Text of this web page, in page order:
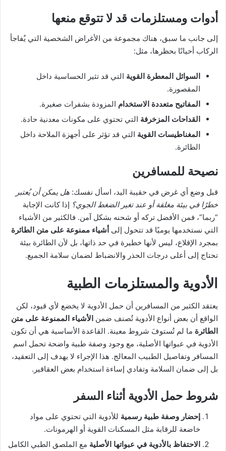
أدوات ومستلزمات قد لا تتوقع منعها
إلى جانب ما سبق، هناك مجموعة من الأغراض الشخصية التي يُفاجأ
الركاب أحيانًا بحظرها، مثل:
السوائل المعطرة القوية التي قد تثير الحساسية داخل
المقصورة.
المفاتيح متعددة الاستخدام المزودة بشفرات صغيرة.
القداحات المزخرفة التي تحتوي على مكونات معدنية حادة.
المغناطيسات القوية التي قد تؤثر على أجهزة الملاحة داخل
الطائرة.
نصيحة للمسافرين
قبل وضع أي غرض في حقيبة اليد، اسأل نفسك: هل يمكن أن يُعتبر
خطرًا في بيئة مغلقة أو عند تغير الضغط الجوي؟ إذا كانت الإجابة
“ربما”، فمن الأفضل تركه أو شحنه بشكل آمن. فالكثير من الأشياء
التي نستخدمها يوميًا قد تتحول إلى أشياء ممنوعة على متن الطائرة
بمجرد الإقلاع، ليس لأنها خطيرة في حد ذاتها، بل لأن الطائرة بيئة
تحتاج إلى أعلى درجات الحذر والانضباط لضمان سلامة الجميع.
الأدوية والمستلزمات الطبية
يعتقد الكثير من المسافرين أن حمل الأدوية لا يخضع لأي قيود، لكن
الواقع أن بعض أنواع الأدوية تُصنف ضمن الأشياء الممنوعة على متن
الطائرة ما لم تُستوفَ شروط معينة. القاعدة الأساسية هي أن تكون
الأدوية في عبواتها الأصلية، مع وجود وصفة طبية واضحة تحمل اسم
المسافر وتفاصيل الطبيب المعالج. هذا الإجراء لا يهدف إلى التعقيد،
بل إلى ضمان السلامة وتفادي إساءة استخدام بعض العقاقير.
شروط حمل الأدوية أثناء السفر
إحضار وصفة طبية رسمية للأدوية التي تحتوي على مواد
خاضعة للرقابة مثل المسكنات القوية أو الهرمونات.
الاحتفاظ بالأدوية في عبواتها الأصلية مع الملصق الطبي الكامل